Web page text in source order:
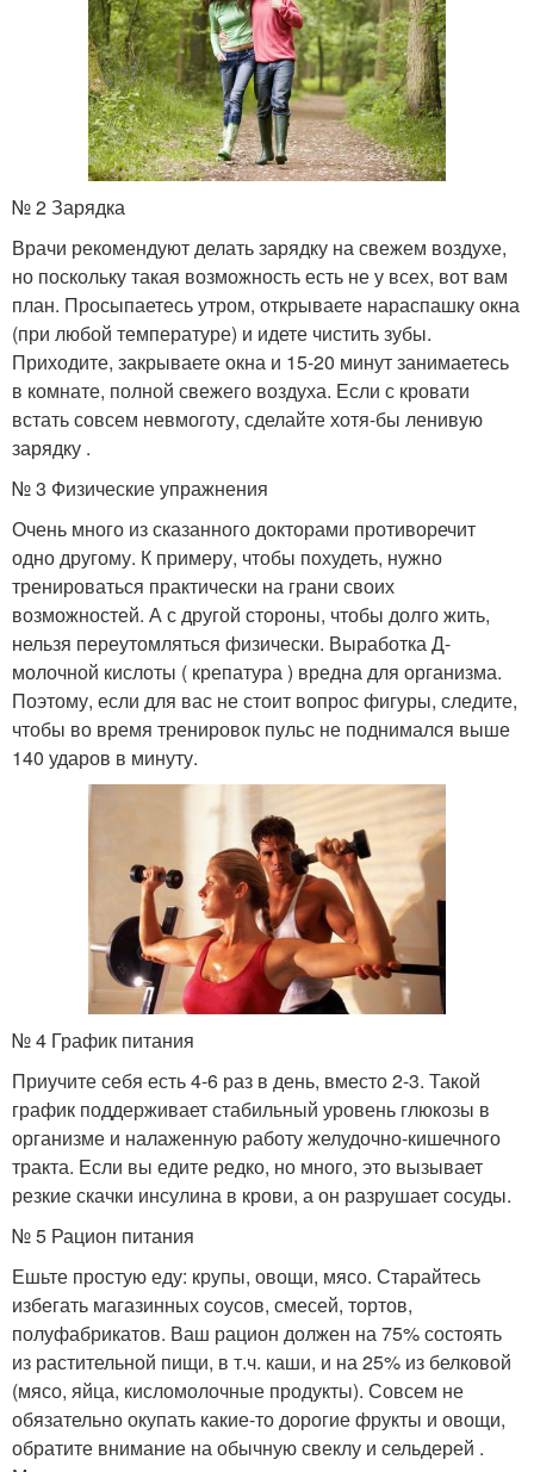
№ 2 Зарядка
Врачи рекомендуют делать зарядку на свежем воздухе,
но поскольку такая возможность есть не у всех, вот вам
план. Просыпаетесь утром, открываете нараспашку окна
(при любой температуре) и идете чистить зубы.
Приходите, закрываете окна и 15-20 минут занимаетесь
в комнате, полной свежего воздуха. Если с кровати
встать совсем невмоготу, сделайте хотя-бы ленивую
зарядку .
№ 3 Физические упражнения
Очень много из сказанного докторами противоречит
одно другому. К примеру, чтобы похудеть, нужно
тренироваться практически на грани своих
возможностей. А с другой стороны, чтобы долго жить,
нельзя переутомляться физически. Выработка Д-
молочной кислоты ( крепатура ) вредна для организма.
Поэтому, если для вас не стоит вопрос фигуры, следите,
чтобы во время тренировок пульс не поднимался выше
140 ударов в минуту.
№ 4 График питания
Приучите себя есть 4-6 раз в день, вместо 2-3. Такой
график поддерживает стабильный уровень глюкозы в
организме и налаженную работу желудочно-кишечного
тракта. Если вы едите редко, но много, это вызывает
резкие скачки инсулина в крови, а он разрушает сосуды.
№ 5 Рацион питания
Ешьте простую еду: крупы, овощи, мясо. Старайтесь
избегать магазинных соусов, смесей, тортов,
полуфабрикатов. Ваш рацион должен на 75% состоять
из растительной пищи, в т.ч. каши, и на 25% из белковой
(мясо, яйца, кисломолочные продукты). Совсем не
обязательно окупать какие-то дорогие фрукты и овощи,
обратите внимание на обычную свеклу и сельдерей .